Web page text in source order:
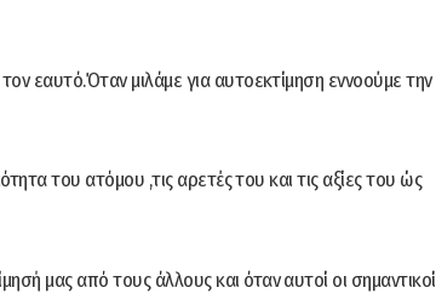
εαυτό.Όταν μιλάμε για αυτοεκτίμηση εννοούμε την
του ατόμου ,τις αρετές του και τις αξίες του ώς
μας από τους άλλους και όταν αυτοί οι σημαντικοί